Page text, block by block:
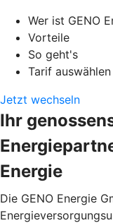
Wer ist GENO
Vorteile
So geht's
Tarif auswählen
Jetzt wechseln
Ihr
Energie
Die GENO Energie